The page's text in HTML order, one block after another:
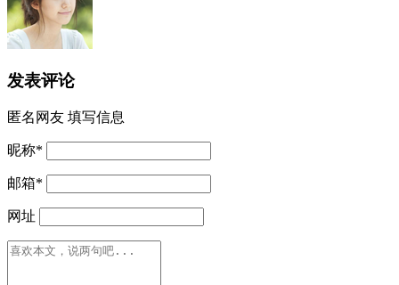
发表评论
匿名网友 填写信息
昵称*
邮箱*
网址